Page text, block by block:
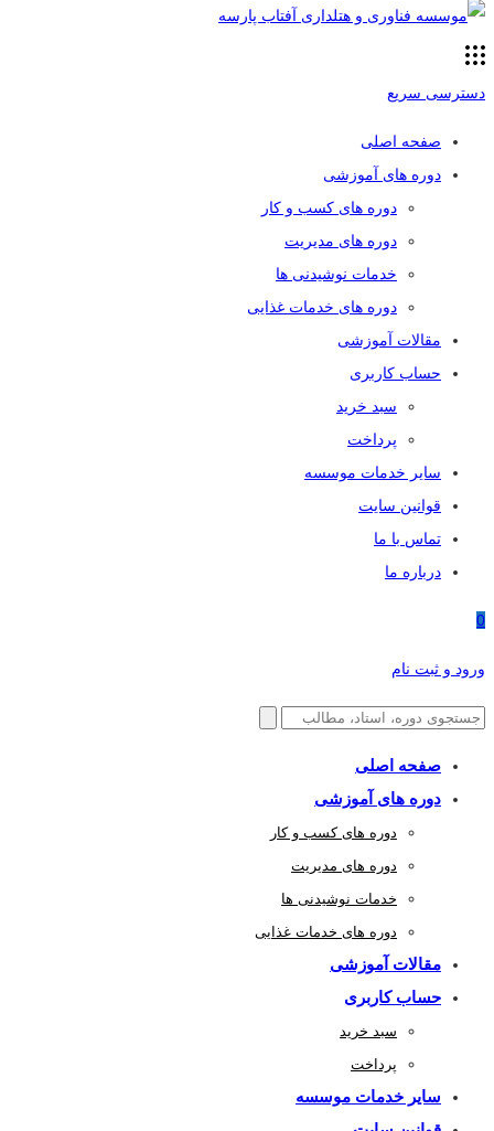
دسترسی سریع
صفحه اصلی
دوره های آموزشی
دوره های کسب و کار
دوره های مدیریت
خدمات نوشیدنی ها
دوره های خدمات غذایی
مقالات آموزشی
حساب کاربری
سبد خرید
پرداخت
سایر خدمات موسسه
قوانین سایت
تماس با ما
درباره ما
0
ورود و ثبت نام
صفحه اصلی
دوره های آموزشی
دوره های کسب و کار
دوره های مدیریت
خدمات نوشیدنی ها
دوره های خدمات غذایی
مقالات آموزشی
حساب کاربری
سبد خرید
پرداخت
سایر خدمات موسسه